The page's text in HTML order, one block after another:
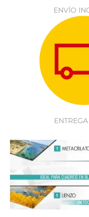
ENVÍO